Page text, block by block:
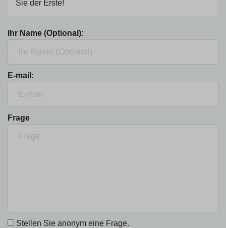
Sie der Erste!
Ihr Name (Optional):
E-mail:
Frage
Stellen Sie anonym eine Frage.